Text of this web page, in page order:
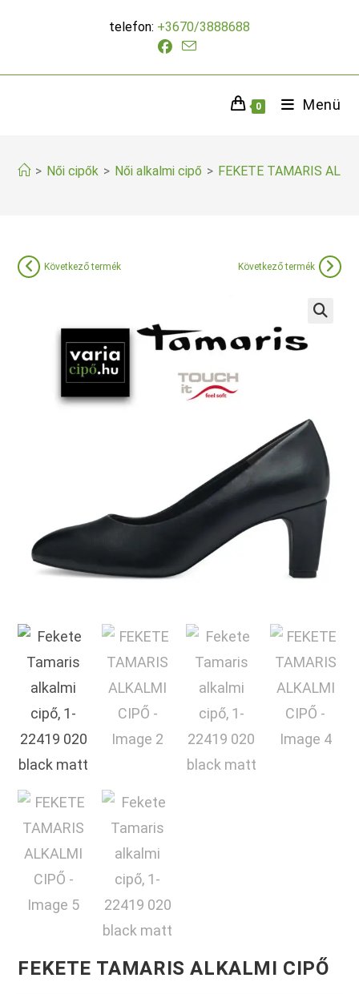
telefon: +3670/3888688
0 Menü
> Női cipők > Női alkalmi cipő > FEKETE TAMARIS
Következő termék Következő termék
FEKETE TAMARIS ALKALMI CIPŐ